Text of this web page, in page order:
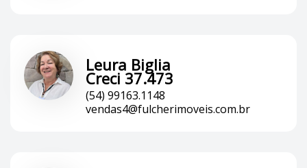
Leura Biglia
Creci 37.473
(54) 99163.1148
vendas4@fulcherimoveis.com.br